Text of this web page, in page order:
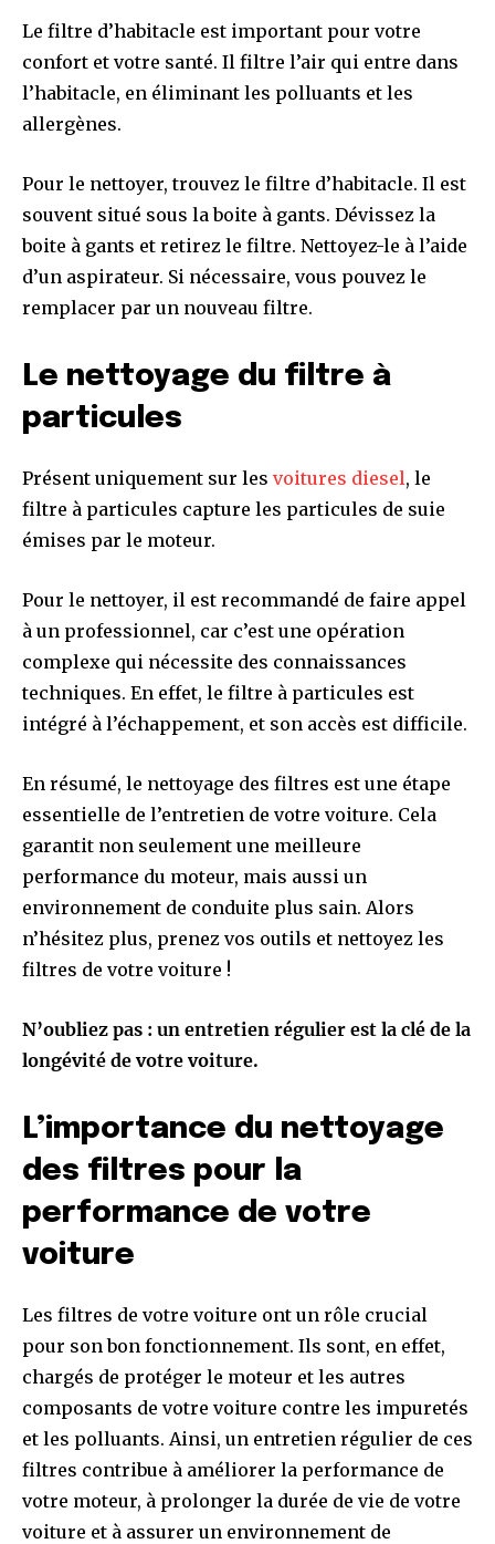
Le filtre d’habitacle est important pour votre
confort et votre santé. Il filtre l’air qui entre dans
l’habitacle, en éliminant les polluants et les
allergènes.
Pour le nettoyer, trouvez le filtre d’habitacle. Il est
souvent situé sous la boite à gants. Dévissez la
boite à gants et retirez le filtre. Nettoyez-le à l’aide
d’un aspirateur. Si nécessaire, vous pouvez le
remplacer par un nouveau filtre.
Le nettoyage du filtre à
particules
Présent uniquement sur les voitures diesel, le
filtre à particules capture les particules de suie
émises par le moteur.
Pour le nettoyer, il est recommandé de faire appel
à un professionnel, car c’est une opération
complexe qui nécessite des connaissances
techniques. En effet, le filtre à particules est
intégré à l’échappement, et son accès est difficile.
En résumé, le nettoyage des filtres est une étape
essentielle de l’entretien de votre voiture. Cela
garantit non seulement une meilleure
performance du moteur, mais aussi un
environnement de conduite plus sain. Alors
n’hésitez plus, prenez vos outils et nettoyez les
filtres de votre voiture !
N’oubliez pas : un entretien régulier est la clé de la
longévité de votre voiture.
L’importance du nettoyage
des filtres pour la
performance de votre
voiture
Les filtres de votre voiture ont un rôle crucial
pour son bon fonctionnement. Ils sont, en effet,
chargés de protéger le moteur et les autres
composants de votre voiture contre les impuretés
et les polluants. Ainsi, un entretien régulier de ces
filtres contribue à améliorer la performance de
votre moteur, à prolonger la durée de vie de votre
voiture et à assurer un environnement de